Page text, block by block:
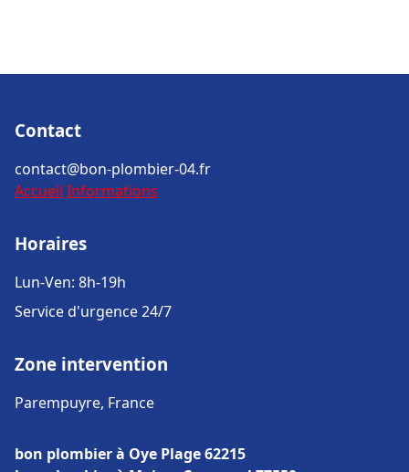
Contact
contact@bon-plombier-04.fr
Accueil Informations
Horaires
Lun-Ven: 8h-19h
Service d'urgence 24/7
Zone intervention
Parempuyre, France
bon plombier à Oye Plage 62215